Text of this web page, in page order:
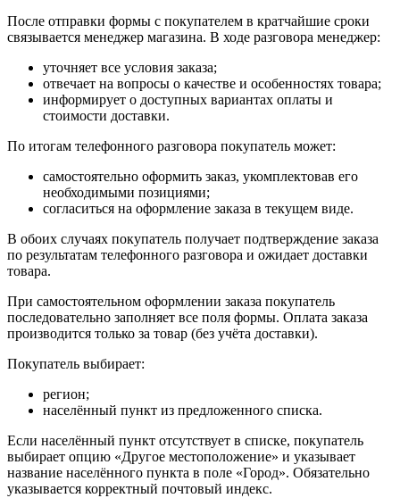
После отправки формы с покупателем в кратчайшие сроки
связывается менеджер магазина. В ходе разговора менеджер:
уточняет все условия заказа;
отвечает на вопросы о качестве и особенностях товара;
информирует о доступных вариантах оплаты и
стоимости доставки.
По итогам телефонного разговора покупатель может:
самостоятельно оформить заказ, укомплектовав его
необходимыми позициями;
согласиться на оформление заказа в текущем виде.
В обоих случаях покупатель получает подтверждение заказа
по результатам телефонного разговора и ожидает доставки
товара.
При самостоятельном оформлении заказа покупатель
последовательно заполняет все поля формы. Оплата заказа
производится только за товар (без учёта доставки).
Покупатель выбирает:
регион;
населённый пункт из предложенного списка.
Если населённый пункт отсутствует в списке, покупатель
выбирает опцию «Другое местоположение» и указывает
название населённого пункта в поле «Город». Обязательно
указывается корректный почтовый индекс.